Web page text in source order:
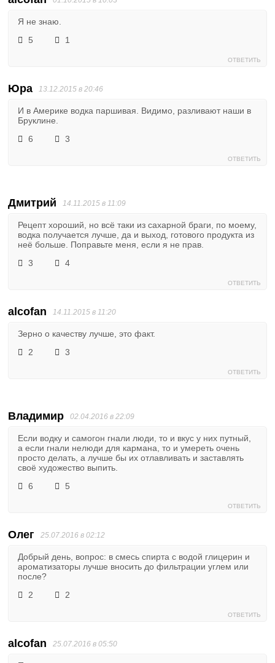
Я не знаю.
5
1
ОТВЕТИТЬ
Юра 13.12.2015 в 20:46
И в Америке водка паршивая. Видимо, разливают наши в
Бруклине.
6
3
ОТВЕТИТЬ
Дмитрий 14.11.2015 в 11:09
Рецепт хороший, но всё таки из сахарной браги, по моему,
водка получается лучше, да и выход, готового продукта из
неё больше. Поправьте меня, если я не прав.
3
4
ОТВЕТИТЬ
alcofan 14.11.2015 в 11:20
Зерно о качеству лучше, это факт.
2
3
ОТВЕТИТЬ
Владимир 02.04.2016 в 22:09
Если водку и самогон гнали люди, то и вкус у них путный,
а если гнали нелюди для кармана, то и умереть очень
просто делать, а лучше бы их отлавливать и заставлять
своё художество выпить.
6
5
ОТВЕТИТЬ
Олег 25.07.2016 в 02:12
Добрый день, вопрос: в смесь спирта с водой глицерин и
ароматизаторы лучше вносить до фильтрации углем или
после?
2
2
ОТВЕТИТЬ
alcofan 25.07.2016 в 05:50